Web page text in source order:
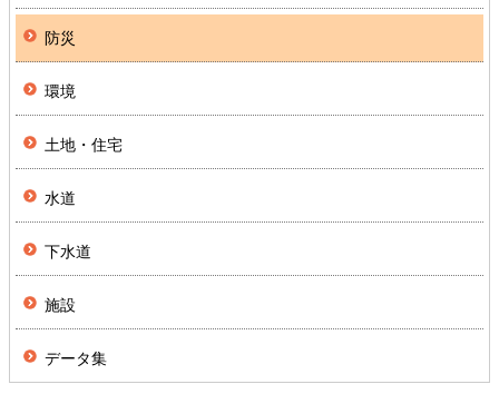
防災
環境
土地・住宅
水道
下水道
施設
データ集